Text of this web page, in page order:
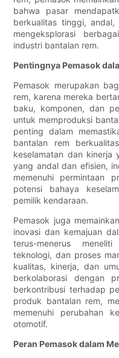
bahwa pasar
berkualitas tinggi,
mengeksplorasi
industri bantalan rem.
Pentingnya Pemasok
Pemasok merupakan
rem, karena mereka
baku, komponen, dan
untuk memproduksi
penting dalam
bantalan rem
keselamatan dan kinerja
yang andal dan efisien,
memenuhi permintaan
potensi bahaya
pemilik kendaraan.
Pemasok juga
inovasi dan kemajuan
terus-menerus
teknologi, dan proses
kualitas, kinerja, dan
berkolaborasi dengan
berkontribusi terhadap
produk bantalan rem,
memenuhi perubahan
otomotif.
Peran Pemasok dalam